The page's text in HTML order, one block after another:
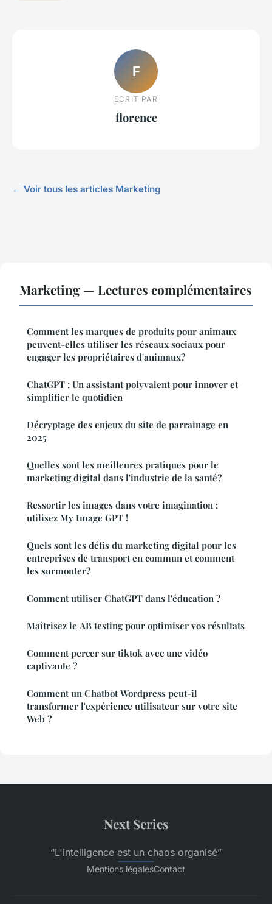
F
ECRIT PAR
florence
← Voir tous les articles Marketing
Marketing — Lectures complémentaires
Comment les marques de produits pour animaux
peuvent-elles utiliser les réseaux sociaux pour
engager les propriétaires d'animaux?
ChatGPT : Un assistant polyvalent pour innover et
simplifier le quotidien
Décryptage des enjeux du site de parrainage en
2025
Quelles sont les meilleures pratiques pour le
marketing digital dans l'industrie de la santé?
Ressortir les images dans votre imagination :
utilisez My Image GPT !
Quels sont les défis du marketing digital pour les
entreprises de transport en commun et comment
les surmonter?
Comment utiliser ChatGPT dans l'éducation ?
Maîtrisez le AB testing pour optimiser vos résultats
Comment percer sur tiktok avec une vidéo
captivante ?
Comment un Chatbot Wordpress peut-il
transformer l'expérience utilisateur sur votre site
Web ?
Next Series
“L'intelligence est un chaos organisé”
Mentions légalesContact